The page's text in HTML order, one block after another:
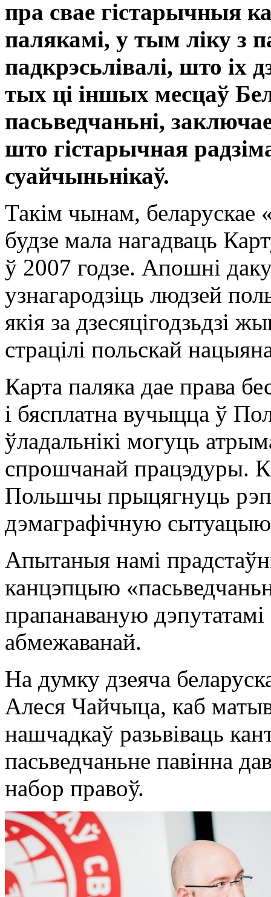
пра свае гістарычныя
палякамі, у тым ліку з
падкрэсьлівалі, што іх
тых ці іншых месцаў
пасьведчаньні,
што гістарычная
суайчыньнікаў.
Такім чынам, беларускае
будзе мала нагадваць
ў 2007 годзе. Апошні
узнагародзіць людзей
якія за дзесяцігодзьдзі
страцілі польскай
Карта паляка дае права
і бясплатна вучыцца ў
ўладальнікі могуць
спрошчанай працэдуры.
Польшчы прыцягнуць
дэмаграфічную
Апытаныя намі
канцэпцыю
прапанаваную
абмежаванай.
На думку дзеяча
Алеся Чайчыца, каб
нашчадкаў разьвіваць
пасьведчаньне павінна
набор правоў.